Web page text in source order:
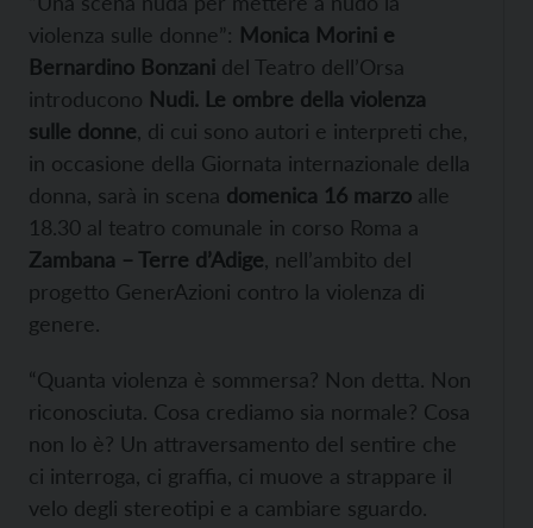
violenza sulle donne”: Monica Morini e
Bernardino Bonzani del Teatro dell’Orsa
introducono Nudi. Le ombre della violenza
sulle donne , di cui sono autori e interpreti che,
in occasione della Giornata internazionale della
donna, sarà in scena domenica 16 marzo alle
18.30 al teatro comunale in corso Roma a
Zambana – Terre d’Adige , nell’ambito del
progetto GenerAzioni contro la violenza di
genere.
“Quanta violenza è sommersa? Non detta. Non
riconosciuta. Cosa crediamo sia normale? Cosa
non lo è? Un attraversamento del sentire che
ci interroga, ci graffia, ci muove a strappare il
velo degli stereotipi e a cambiare sguardo.